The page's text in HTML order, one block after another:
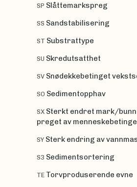
SP Slåttemarkspreg
SS Sandstabilisering
ST Substrattype
SU Skredutsatthet
SV Snødekkebetinget
SO Sedimentopphav
SX Sterkt endret mark/
preget av
SY Sterk endring av
S3 Sedimentsortering
TE Torvproduserende evne